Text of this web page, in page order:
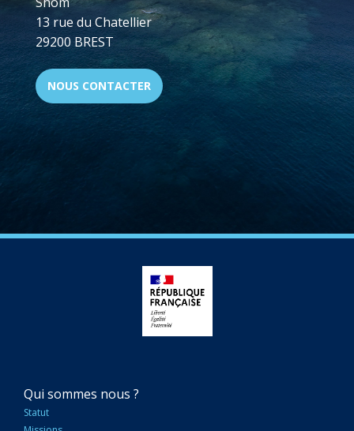
13 rue du Chatellier
29200 BREST
NOUS CONTACTER
NAVIGATION
PRINCIPALE
Qui sommes nous ?
Statut